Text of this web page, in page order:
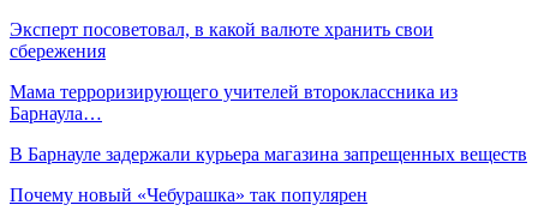
Эксперт посоветовал, в какой валюте хранить свои
сбережения
Мама терроризирующего учителей второклассника из
Барнаула…
В Барнауле задержали курьера магазина запрещенных веществ
Почему новый «Чебурашка» так популярен